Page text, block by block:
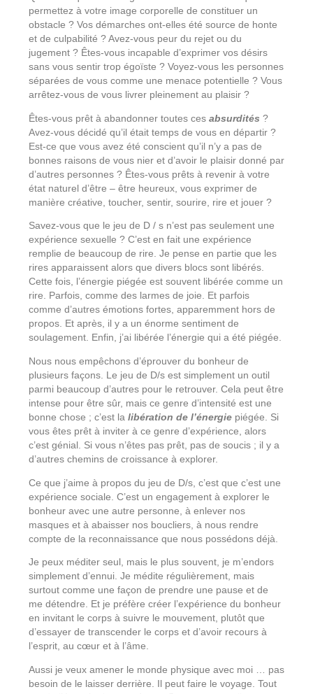
permettez à votre image corporelle de constituer un
obstacle ? Vos démarches ont-elles été source de honte
et de culpabilité ? Avez-vous peur du rejet ou du
jugement ? Êtes-vous incapable d’exprimer vos désirs
sans vous sentir trop égoïste ? Voyez-vous les personnes
séparées de vous comme une menace potentielle ? Vous
arrêtez-vous de vous livrer pleinement au plaisir ?
Êtes-vous prêt à abandonner toutes cesabsurdités ?
Avez-vous décidé qu’il était temps de vous en départir ?
Est-ce que vous avez été conscient qu’il n’y a pas de
bonnes raisons de vous nier et d’avoir le plaisir donné par
d’autres personnes ? Êtes-vous prêts à revenir à votre
état naturel d’être – être heureux, vous exprimer de
manière créative, toucher, sentir, sourire, rire et jouer ?
Savez-vous que le jeu de D / s n’est pas seulement une
expérience sexuelle ? C’est en fait une expérience
remplie de beaucoup de rire. Je pense en partie que les
rires apparaissent alors que divers blocs sont libérés.
Cette fois, l’énergie piégée est souvent libérée comme un
rire. Parfois, comme des larmes de joie. Et parfois
comme d’autres émotions fortes, apparemment hors de
propos. Et après, il y a un énorme sentiment de
soulagement. Enfin, j’ai libérée l’énergie qui a été piégée.
Nous nous empêchons d’éprouver du bonheur de
plusieurs façons. Le jeu de D/s est simplement un outil
parmi beaucoup d’autres pour le retrouver. Cela peut être
intense pour être sûr, mais ce genre d’intensité est une
bonne chose ; c’est lalibération de l’énergiepiégée. Si
vous êtes prêt à inviter à ce genre d’expérience, alors
c’est génial. Si vous n’êtes pas prêt, pas de soucis ; il y a
d’autres chemins de croissance à explorer.
Ce que j’aime à propos du jeu de D/s, c’est que c’est une
expérience sociale. C’est un engagement à explorer le
bonheur avec une autre personne, à enlever nos
masques et à abaisser nos boucliers, à nous rendre
compte de la reconnaissance que nous possédons déjà.
Je peux méditer seul, mais le plus souvent, je m’endors
simplement d’ennui. Je médite régulièrement, mais
surtout comme une façon de prendre une pause et de
me détendre. Et je préfère créer l’expérience du bonheur
en invitant le corps à suivre le mouvement, plutôt que
d’essayer de transcender le corps et d’avoir recours à
l’esprit, au cœur et à l’âme.
Aussi je veux amener le monde physique avec moi … pas
besoin de le laisser derrière. Il peut faire le voyage. Tout